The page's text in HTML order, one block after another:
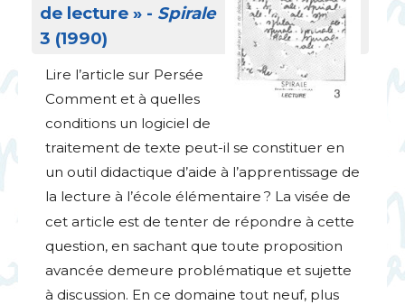
de lecture » - Spirale
3 (1990)
Lire l’article sur Persée
Comment et à quelles
conditions un logiciel de
traitement de texte peut-il se constituer en
un outil didactique d’aide à l’apprentissage de
la lecture à l’école élémentaire ? La visée de
cet article est de tenter de répondre à cette
question, en sachant que toute proposition
avancée demeure problématique et sujette
à discussion. En ce domaine tout neuf, plus